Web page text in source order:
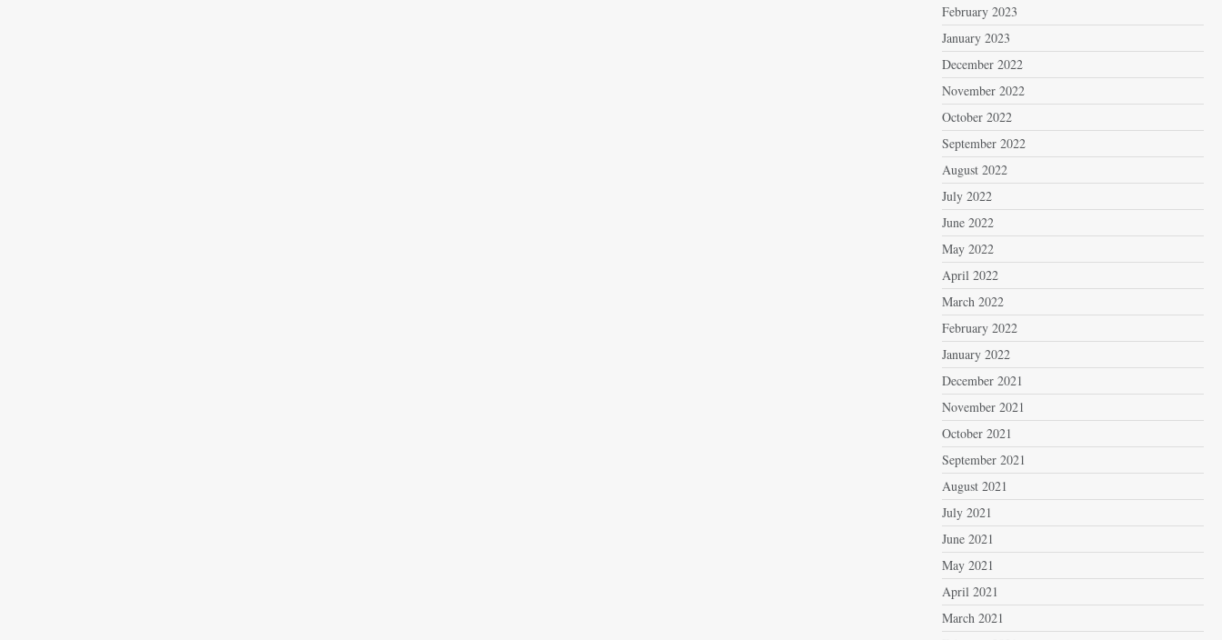
February 2023
January 2023
December 2022
November 2022
October 2022
September 2022
August 2022
July 2022
June 2022
May 2022
April 2022
March 2022
February 2022
January 2022
December 2021
November 2021
October 2021
September 2021
August 2021
July 2021
June 2021
May 2021
April 2021
March 2021